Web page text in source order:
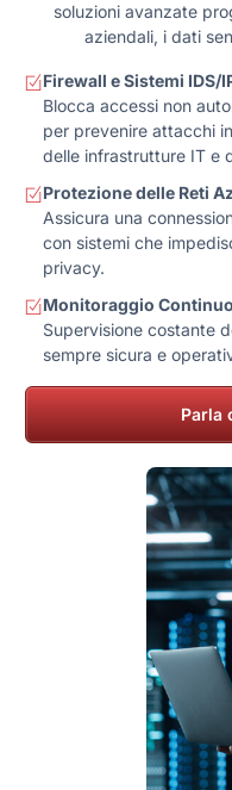
soluzioni avanzate
aziendali, i dati
Firewall e Sistemi IDS/
Blocca accessi non
per prevenire attacchi
delle infrastrutture IT e
Protezione delle Reti
Assicura una
con sistemi che
privacy.
Monitoraggio Continuo
Supervisione costante
sempre sicura e
Parla